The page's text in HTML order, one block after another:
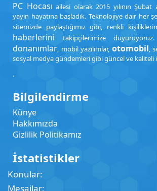
PC Hocası ailesi olarak 2015 yılının
yayın hayatına başladık. Teknolojiye dair her
sitemizde paylaştığımız gibi, renkli
haberlerini takipçilerimize
donanımlar, mobil yazılımlar, otomobil,
sosyal medya gündemleri gibi güncel ve kaliteli
.
Bilgilendirme
Künye
Hakkımızda
Gizlilik Politikamız
İstatistikler
Konular
Mesajlar